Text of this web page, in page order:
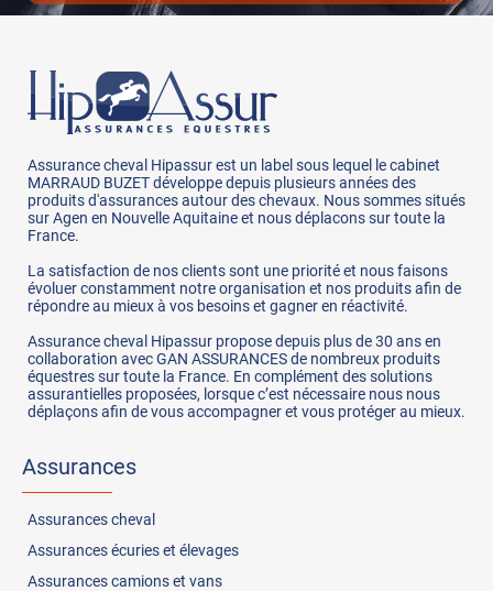
Assurance cheval Hipassur est un label sous lequel le cabinet
MARRAUD BUZET développe depuis plusieurs années des
produits d'assurances autour des chevaux. Nous sommes situés
sur Agen en Nouvelle Aquitaine et nous déplacons sur toute la
France.
La satisfaction de nos clients sont une priorité et nous faisons
évoluer constamment notre organisation et nos produits afin de
répondre au mieux à vos besoins et gagner en réactivité.
Assurance cheval Hipassur propose depuis plus de 30 ans en
collaboration avec GAN ASSURANCES de nombreux produits
équestres sur toute la France. En complément des solutions
assurantielles proposées, lorsque c’est nécessaire nous nous
déplaçons afin de vous accompagner et vous protéger au mieux.
Assurances
Assurancescheval
Assurancesécuries et élevages
Assurancescamions et vans